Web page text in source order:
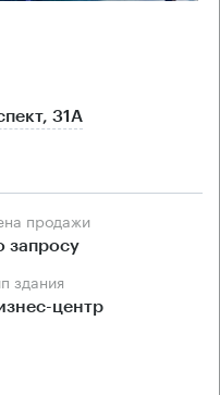
31А
продажи
запросу
здания
центр